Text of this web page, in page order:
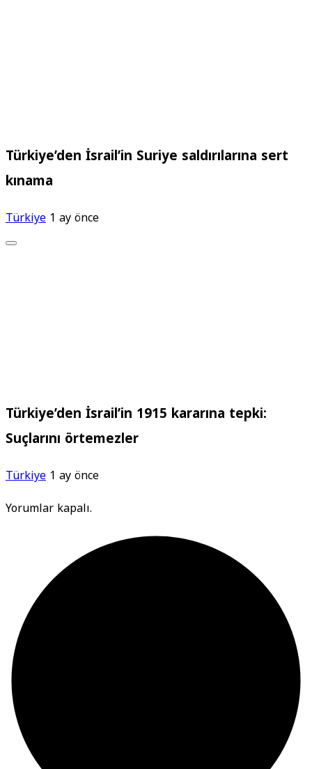
Türkiye’den İsrail’in Suriye saldırılarına sert
kınama
Türkiye 1 ay önce
Türkiye’den İsrail’in 1915 kararına tepki:
Suçlarını örtemezler
Türkiye 1 ay önce
Yorumlar kapalı.